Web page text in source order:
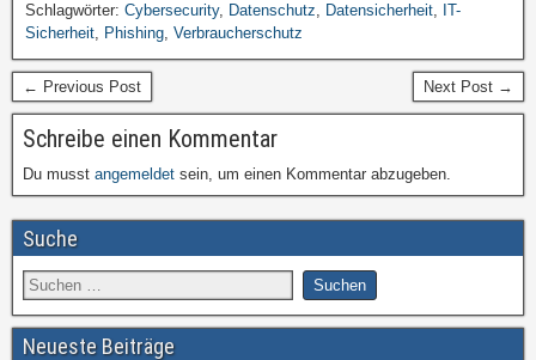
Schlagwörter: Cybersecurity, Datenschutz, Datensicherheit, IT-
Sicherheit, Phishing, Verbraucherschutz
← Previous Post Next Post →
Schreibe einen Kommentar
Du musst angemeldet sein, um einen Kommentar abzugeben.
Suche
Neueste Beiträge